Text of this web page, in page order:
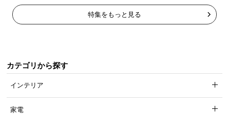
¥26,999 ¥19,999
特集をもっと見る
カテゴリから探す
インテリア
家電